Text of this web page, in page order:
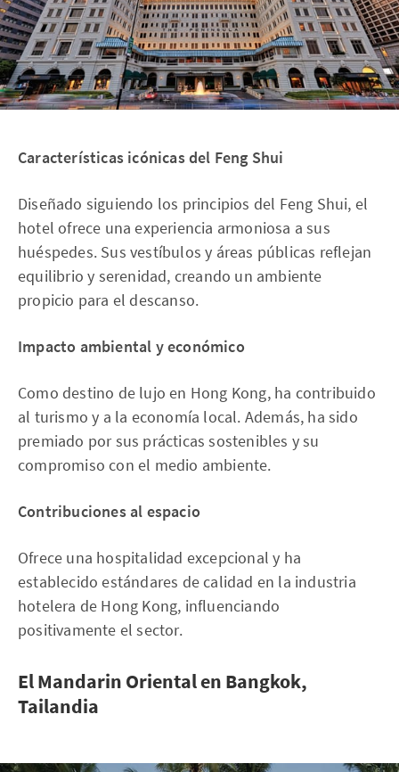
Características icónicas del Feng Shui
Diseñado siguiendo los principios del Feng Shui, el
hotel ofrece una experiencia armoniosa a sus
huéspedes. Sus vestíbulos y áreas públicas reflejan
equilibrio y serenidad, creando un ambiente
propicio para el descanso.
Impacto ambiental y económico
Como destino de lujo en Hong Kong, ha contribuido
al turismo y a la economía local. Además, ha sido
premiado por sus prácticas sostenibles y su
compromiso con el medio ambiente.
Contribuciones al espacio
Ofrece una hospitalidad excepcional y ha
establecido estándares de calidad en la industria
hotelera de Hong Kong, influenciando
positivamente el sector.
El Mandarin Oriental en Bangkok,
Tailandia